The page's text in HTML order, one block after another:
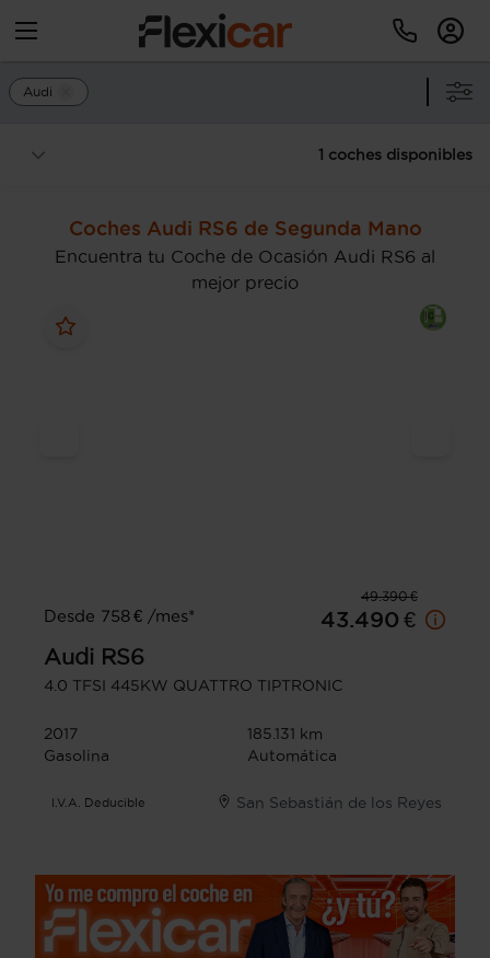
Audi
1 coches disponibles
Coches Audi RS6 de Segunda Mano
Encuentra tu Coche de Ocasión Audi RS6 al
mejor precio
49.390 €
Desde 758 € /mes*
43.490 €
Audi RS6
4.0 TFSI 445KW QUATTRO TIPTRONIC
2017
185.131 km
Gasolina
Automática
I.V.A. Deducible San Sebastián de los Reyes